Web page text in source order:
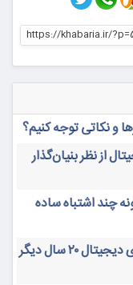
https://khabaria.ir/
و نکاتی توجه کنیم؟
از نظر بنیان‌گذار
چند اشتباه ساده
پشت پرده آینده اقتصاد جهان؛ بازار ارزهای دیجیتال ۲۰ سال دیگر